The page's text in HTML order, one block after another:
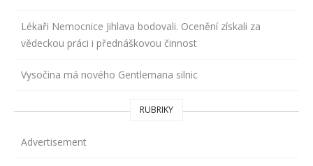
Lékaři Nemocnice Jihlava bodovali. Ocenění získali za
vědeckou práci i přednáškovou činnost
Vysočina má nového Gentlemana silnic
RUBRIKY
Advertisement